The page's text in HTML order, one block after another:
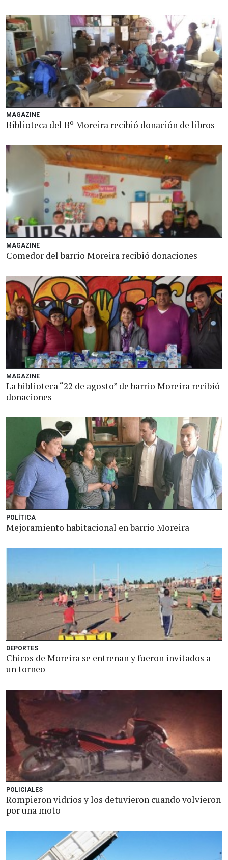
MAGAZINE
Biblioteca del Bº Moreira recibió donación de libros
MAGAZINE
Comedor del barrio Moreira recibió donaciones
MAGAZINE
La biblioteca “22 de agosto” de barrio Moreira recibió
donaciones
POLÍTICA
Mejoramiento habitacional en barrio Moreira
DEPORTES
Chicos de Moreira se entrenan y fueron invitados a
un torneo
POLICIALES
Rompieron vidrios y los detuvieron cuando volvieron
por una moto